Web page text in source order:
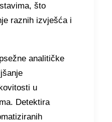
što
raznih izvješća i
analitičke
u
Detektira